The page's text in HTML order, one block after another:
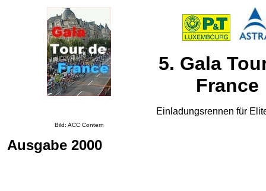
5. Gala
France
Einladungsrennen für
Bild: ACC Contern
Ausgabe 2000